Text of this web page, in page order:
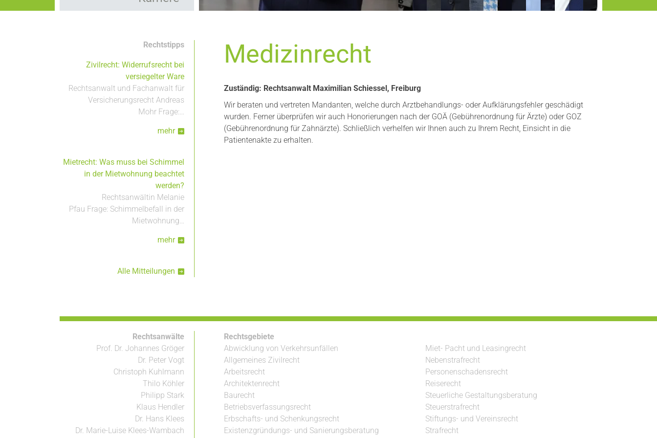
Kooperationen
Rechtstipps
Zivilrecht: Widerrufsrecht bei
versiegelter Ware
Rechtsanwalt und Fachanwalt für
Versicherungsrecht Andreas
Mohr Frage:…
mehr
Mietrecht: Was muss bei Schimmel
in der Mietwohnung beachtet
werden?
Rechtsanwältin Melanie
Pfau Frage: Schimmelbefall in der
Mietwohnung…
mehr
Alle Mitteilungen
Medizinrecht
Zuständig: Rechtsanwalt Maximilian Schiessel, Freiburg
Wir beraten und vertreten Mandanten, welche durch Arztbehandlungs- oder Aufklärungsfehler geschädigt
wurden. Ferner überprüfen wir auch Honorierungen nach der GOÄ (Gebührenordnung für Ärzte) oder GOZ
(Gebührenordnung für Zahnärzte). Schließlich verhelfen wir Ihnen auch zu Ihrem Recht, Einsicht in die
Patientenakte zu erhalten.
Rechtsanwälte
Prof. Dr. Johannes Gröger
Dr. Peter Vogt
Christoph Kuhlmann
Thilo Köhler
Philipp Stark
Klaus Hendler
Dr. Hans Klees
Dr. Marie-Luise Klees-Wambach
Rechtsgebiete
Abwicklung von Verkehrsunfällen
Allgemeines Zivilrecht
Arbeitsrecht
Architektenrecht
Baurecht
Betriebsverfassungsrecht
Erbschafts- und Schenkungsrecht
Existenzgründungs- und Sanierungsberatung
Miet- Pacht und Leasingrecht
Nebenstrafrecht
Personenschadensrecht
Reiserecht
Steuerliche Gestaltungsberatung
Steuerstrafrecht
Stiftungs- und Vereinsrecht
Strafrecht